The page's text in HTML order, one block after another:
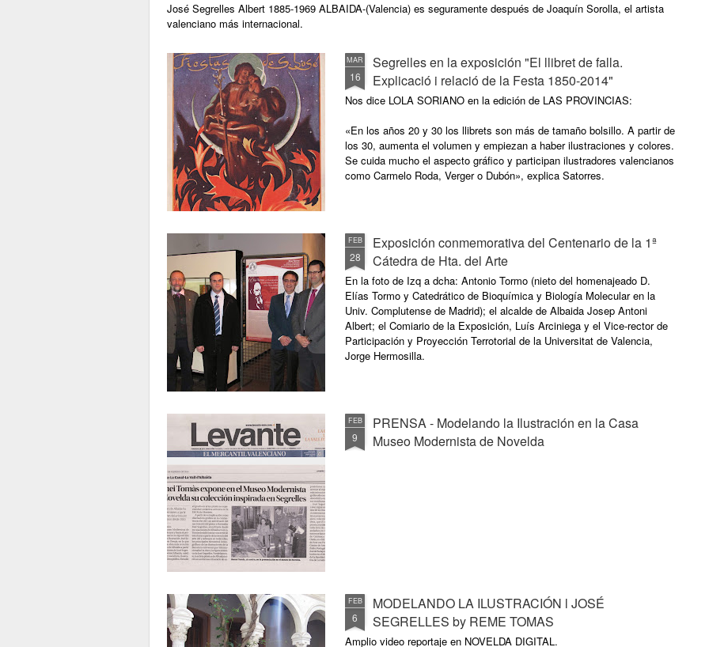
José Segrelles Albert 1885-1969 ALBAIDA-(Valencia) es seguramente después de Joaquín Sorolla, el artista
valenciano más internacional.
MAR
16
Segrelles en la exposición "El llibret de falla.
Explicació i relació de la Festa 1850-2014"
Nos dice LOLA SORIANO en la edición de LAS PROVINCIAS:
«En los años 20 y 30 los llibrets son más de tamaño bolsillo. A partir de
los 30, aumenta el volumen y empiezan a haber ilustraciones y colores.
Se cuida mucho el aspecto gráfico y participan ilustradores valencianos
como Carmelo Roda, Verger o Dubón», explica Satorres.
FEB
28
Exposición conmemorativa del Centenario de la 1ª
Cátedra de Hta. del Arte
En la foto de Izq a dcha: Antonio Tormo (nieto del homenajeado D.
Elías Tormo y Catedrático de Bioquímica y Biología Molecular en la
Univ. Complutense de Madrid); el alcalde de Albaida Josep Antoni
Albert; el Comiario de la Exposición, Luís Arciniega y el Vice-rector de
Participación y Proyección Terrotorial de la Universitat de Valencia,
Jorge Hermosilla.
FEB
9
PRENSA - Modelando la Ilustración en la Casa
Museo Modernista de Novelda
FEB
6
MODELANDO LA ILUSTRACIÓN l JOSÉ
SEGRELLES by REME TOMAS
Amplio video reportaje en NOVELDA DIGITAL.